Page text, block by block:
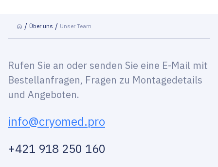
Über uns Unser Team
Rufen Sie an oder senden Sie eine E-Mail mit
Bestellanfragen, Fragen zu Montagedetails
und Angeboten.
info@cryomed.pro
+421 918 250 160